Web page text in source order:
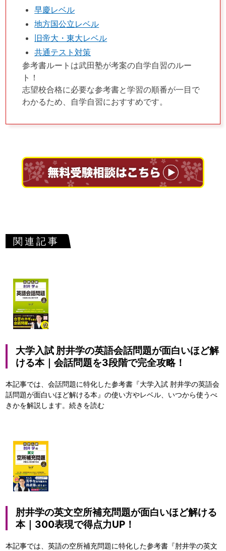
早慶レベル
地方国公立レベル
旧帝大・東大レベル
共通テスト対策
参考書ルートは武田塾が考案の自学自習のルー
ト！
志望校合格に必要な参考書と学習の順番が一目で
わかるため、自学自習におすすめです。
関連記事
大学入試 肘井学の英語会話問題が面白いほど解
ける本｜会話問題を3段階で完全攻略！
本記事では、会話問題に特化した参考書『大学入試 肘井学の英語会
話問題が面白いほど解ける本』の使い方やレベル、いつから使うべ
きかを解説します。続きを読む
肘井学の英文空所補充問題が面白いほど解ける
本｜300表現で得点力UP！
本記事では、英語の空所補充問題に特化した参考書『肘井学の英文